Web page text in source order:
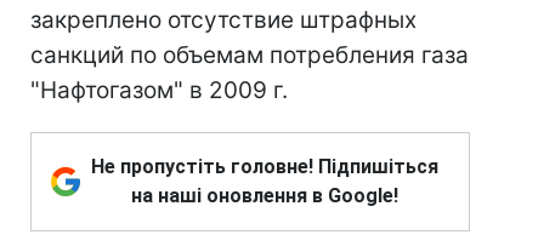
закреплено отсутствие штрафных
санкций по объемам потребления газа
"Нафтогазом" в 2009 г.
Не пропустіть головне! Підпишіться
на наші оновлення в Google!